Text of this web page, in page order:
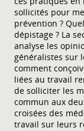
sollicités pour
prévention ?
dépistage ? La
analyse les
généralistes sur
comment
liées au travail
de solliciter les
commun aux
croisées des
travail sur leurs